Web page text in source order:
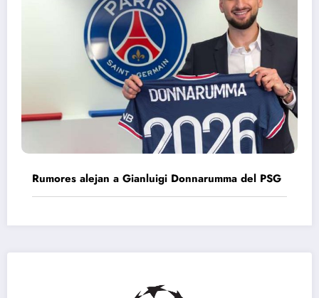
Rumores alejan a Gianluigi Donnarumma del PSG